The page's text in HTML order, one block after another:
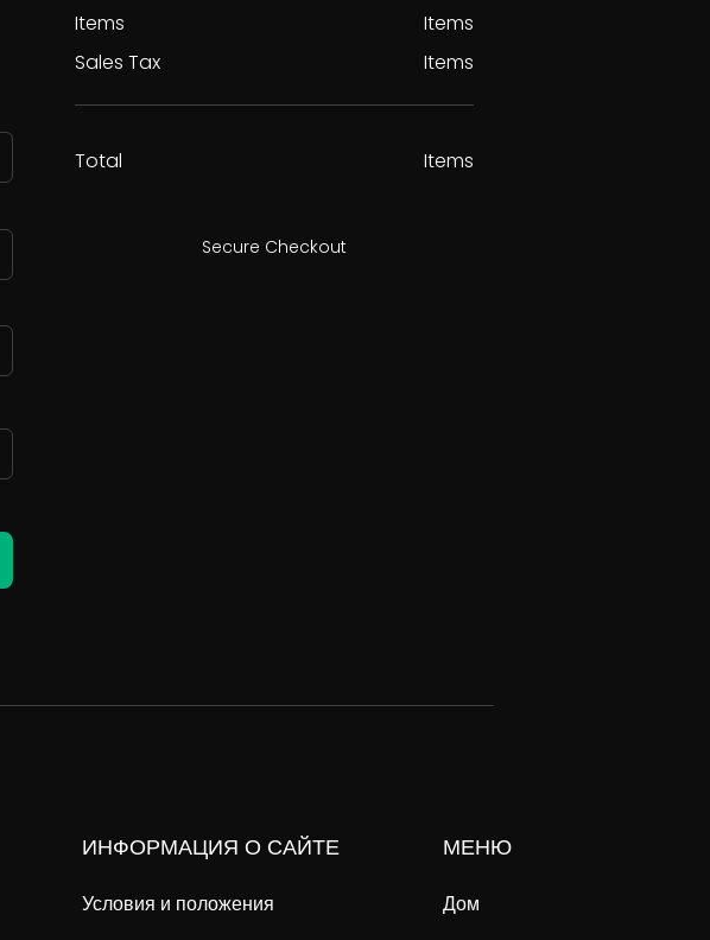
Items
Sales Tax
Items
Items
Total Items
Secure Checkout
ИНФОРМАЦИЯ О САЙТЕ
Условия и положения
МЕНЮ
Дом